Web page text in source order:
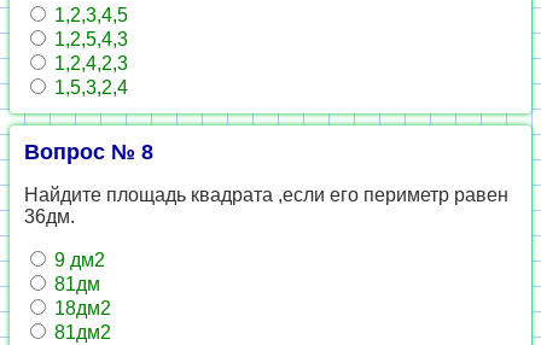
1,2,3,4,5
1,2,5,4,3
1,2,4,2,3
1,5,3,2,4
Вопрос № 8
Найдите площадь квадрата ,если его периметр равен
36дм.
9 дм2
81дм
18дм2
81дм2